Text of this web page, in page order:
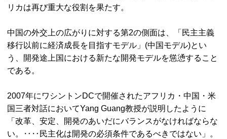
リカは再び重大な役割を果たす。
中国の外交上の広がりに対する第2の側面は、「民主主義
移行以前に経済成長を目指すモデル」(中国モデル)とい
う、開発途上国における新たな開発モデルを慫慂すること
である。
2007年にワシントンDCで開催されたアフリカ・中国・米
国三者対話においてYang Guang教授が説明したように
「改革、安定、開発のあいだにバランスがなければならな
い。‥‥民主化は開発の必須条件であるべきではない」。